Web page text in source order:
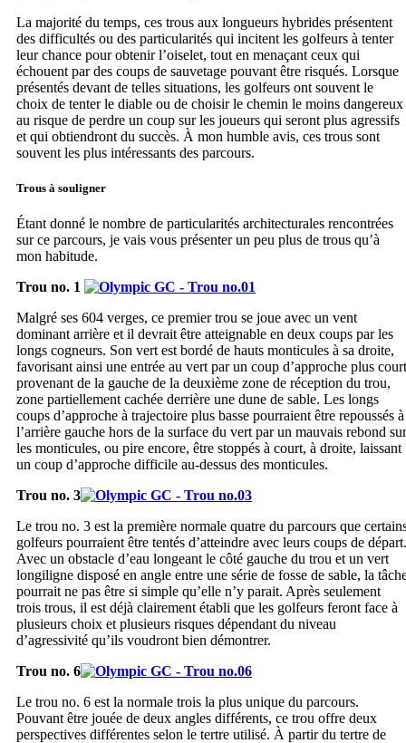
La majorité du temps, ces trous aux longueurs hybrides présentent
des difficultés ou des particularités qui incitent les golfeurs à tenter
leur chance pour obtenir l’oiselet, tout en menaçant ceux qui
échouent par des coups de sauvetage pouvant être risqués. Lorsque
présentés devant de telles situations, les golfeurs ont souvent le
choix de tenter le diable ou de choisir le chemin le moins dangereux
au risque de perdre un coup sur les joueurs qui seront plus agressifs
et qui obtiendront du succès. À mon humble avis, ces trous sont
souvent les plus intéressants des parcours.
Trous à souligner
Étant donné le nombre de particularités architecturales rencontrées
sur ce parcours, je vais vous présenter un peu plus de trous qu’à
mon habitude.
Trou no. 1
Malgré ses 604 verges, ce premier trou se joue avec un vent
dominant arrière et il devrait être atteignable en deux coups par les
longs cogneurs. Son vert est bordé de hauts monticules à sa droite,
favorisant ainsi une entrée au vert par un coup d’approche plus court
provenant de la gauche de la deuxième zone de réception du trou,
zone partiellement cachée derrière une dune de sable. Les longs
coups d’approche à trajectoire plus basse pourraient être repoussés à
l’arrière gauche hors de la surface du vert par un mauvais rebond sur
les monticules, ou pire encore, être stoppés à court, à droite, laissant
un coup d’approche difficile au-dessus des monticules.
Trou no. 3
Le trou no. 3 est la première normale quatre du parcours que
golfeurs pourraient être tentés d’atteindre avec leurs coups de départ.
Avec un obstacle d’eau longeant le côté gauche du trou et un vert
longiligne disposé en angle entre une série de fosse de sable, la
pourrait ne pas être si simple qu’elle n’y parait. Après seulement
trois trous, il est déjà clairement établi que les golfeurs feront face à
plusieurs choix et plusieurs risques dépendant du niveau
d’agressivité qu’ils voudront bien démontrer.
Trou no. 6
Le trou no. 6 est la normale trois la plus unique du parcours.
Pouvant être jouée de deux angles différents, ce trou offre deux
perspectives différentes selon le tertre utilisé. À partir du tertre de